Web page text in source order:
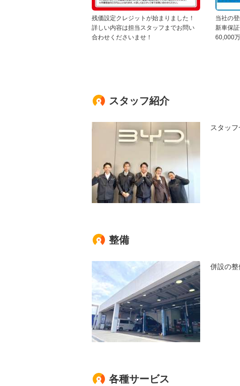
残価設定クレジットが始まりました！
詳しい内容は担当スタッフまでお問い
合わせくださいませ！
当社の
新車保
60,000
スタッフ紹介
スタッ
整備
併設の整
各種サービス